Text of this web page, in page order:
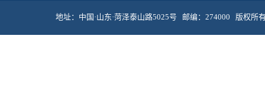
地址：中国·山东·菏泽泰山路5025号 邮编：274000 版权所